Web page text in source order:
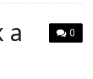
0
a